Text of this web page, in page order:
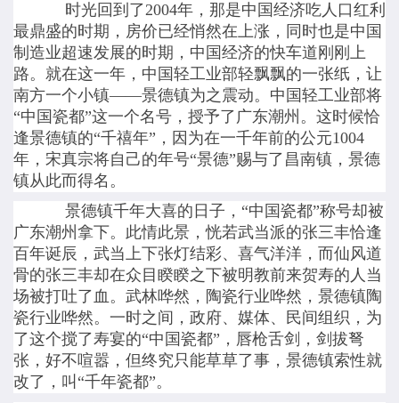
时光回到了2004年，那是中国经济吃人口红利
最鼎盛的时期，房价已经悄然在上涨，同时也是中国
制造业超速发展的时期，中国经济的快车道刚刚上
路。就在这一年，中国轻工业部轻飘飘的一张纸，让
南方一个小镇——景德镇为之震动。中国轻工业部将
“中国瓷都”这一个名号，授予了广东潮州。这时候恰
逢景德镇的“千禧年”，因为在一千年前的公元1004
年，宋真宗将自己的年号“景德”赐与了昌南镇，景德
镇从此而得名。
景德镇千年大喜的日子，“中国瓷都”称号却被
广东潮州拿下。此情此景，恍若武当派的张三丰恰逢
百年诞辰，武当上下张灯结彩、喜气洋洋，而仙风道
骨的张三丰却在众目睽睽之下被明教前来贺寿的人当
场被打吐了血。武林哗然，陶瓷行业哗然，景德镇陶
瓷行业哗然。一时之间，政府、媒体、民间组织，为
了这个搅了寿宴的“中国瓷都”，唇枪舌剑，剑拔弩
张，好不喧嚣，但终究只能草草了事，景德镇索性就
改了，叫“千年瓷都”。